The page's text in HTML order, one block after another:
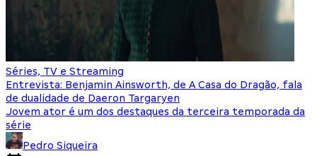
Séries, TV e Streaming
Entrevista: Benjamin Ainsworth, de A Casa do Dragão, fala
de dualidade de Daeron Targaryen
Jovem ator é um dos destaques da terceira temporada da
série
Pedro Siqueira